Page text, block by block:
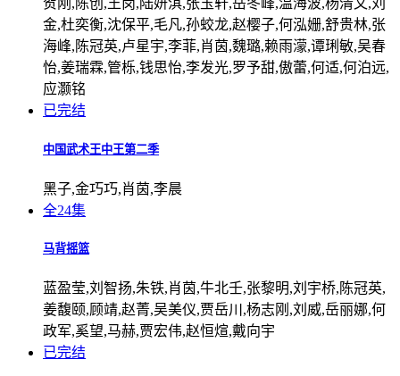
贺刚,陈创,王岗,陆妍淇,张玉轩,岳冬峰,温海波,杨清文,刘
金,杜奕衡,沈保平,毛凡,孙蛟龙,赵樱子,何泓姗,舒贵林,张
海峰,陈冠英,卢星宇,李菲,肖茵,魏璐,赖雨濛,谭琍敏,吴春
怡,姜瑞霖,管栎,钱思怡,李发光,罗予甜,傲蕾,何适,何泊远,
应灏铭
已完结
中国武术王中王第二季
黑子,金巧巧,肖茵,李晨
全24集
马背摇篮
蓝盈莹,刘智扬,朱铁,肖茵,牛北壬,张黎明,刘宇桥,陈冠英,
姜馥颐,顾靖,赵菁,吴美仪,贾岳川,杨志刚,刘威,岳丽娜,何
政军,奚望,马赫,贾宏伟,赵恒煊,戴向宇
已完结